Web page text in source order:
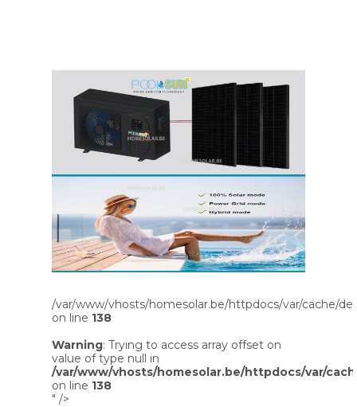
/var/www/vhosts/homesolar.be/httpdocs/var/cache/
on line 138
Warning: Trying to access array offset on
value of type null in
/var/www/vhosts/homesolar.be/httpdocs/var/
on line 138
" />